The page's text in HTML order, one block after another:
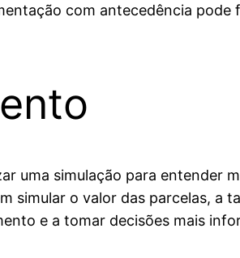
com antecedência pode
uma simulação para entender
o valor das parcelas, a
e a tomar decisões mais